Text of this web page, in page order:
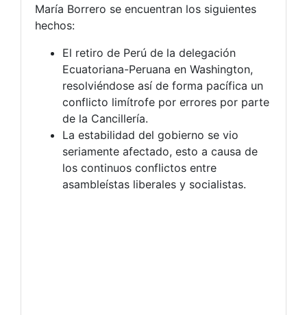
María Borrero se encuentran los siguientes
hechos:
El retiro de Perú de la delegación
Ecuatoriana-Peruana en Washington,
resolviéndose así de forma pacífica un
conflicto limítrofe por errores por parte
de la Cancillería.
La estabilidad del gobierno se vio
seriamente afectado, esto a causa de
los continuos conflictos entre
asambleístas liberales y socialistas.